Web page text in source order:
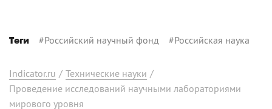
Теги #Российский научный фонд #Российская наука
Indicator.ru / Технические науки /
Проведение исследований научными лабораториями
мирового уровня